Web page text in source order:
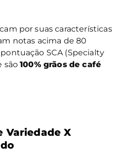
por suas características
notas acima de 80
SCA (Specialty
são100% grãos de café
Variedade X